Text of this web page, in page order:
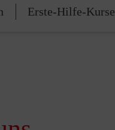
Erste-Hilfe-Kurse